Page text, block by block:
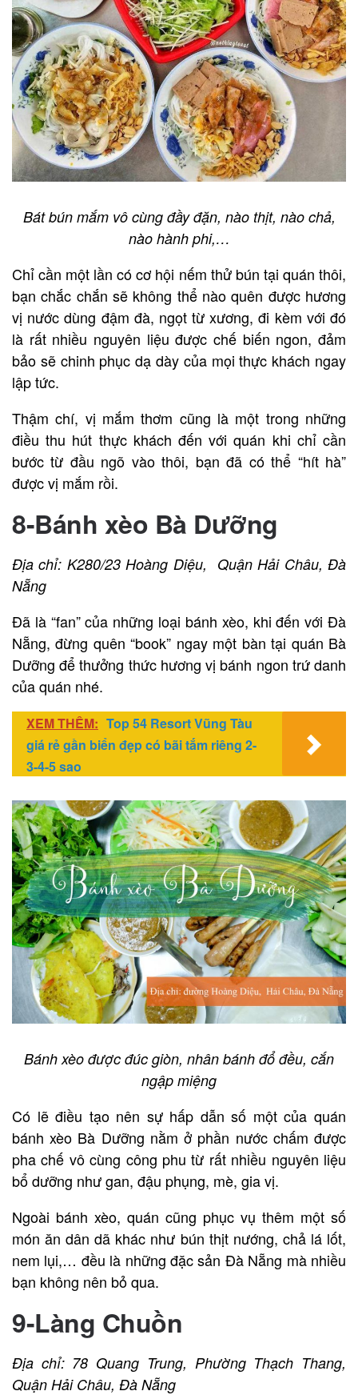
Bát bún mắm vô cùng đầy đặn, nào thịt, nào chả,
nào hành phi,…
Chỉ cần một lần có cơ hội nếm thử bún tại quán thôi,
bạn chắc chắn sẽ không thể nào quên được hương
vị nước dùng đậm đà, ngọt từ xương, đi kèm với đó
là rất nhiều nguyên liệu được chế biến ngon, đảm
bảo sẽ chinh phục dạ dày của mọi thực khách ngay
lập tức.
Thậm chí, vị mắm thơm cũng là một trong những
điều thu hút thực khách đến với quán khi chỉ cần
bước từ đầu ngõ vào thôi, bạn đã có thể “hít hà”
được vị mắm rồi.
8-Bánh xèo Bà Dưỡng
Địa chỉ: K280/23 Hoàng Diệu, Quận Hải Châu, Đà
Nẵng
Đã là “fan” của những loại bánh xèo, khi đến với Đà
Nẵng, đừng quên “book” ngay một bàn tại quán Bà
Dưỡng để thưởng thức hương vị bánh ngon trứ danh
của quán nhé.
XEM THÊM: Top 54 Resort Vũng Tàu
giá rẻ gần biển đẹp có bãi tắm riêng 2-
3-4-5 sao
Bánh xèo được đúc giòn, nhân bánh đổ đều, cắn
ngập miệng
Có lẽ điều tạo nên sự hấp dẫn số một của quán
bánh xèo Bà Dưỡng nằm ở phần nước chấm được
pha chế vô cùng công phu từ rất nhiều nguyên liệu
bổ dưỡng như gan, đậu phụng, mè, gia vị.
Ngoài bánh xèo, quán cũng phục vụ thêm một số
món ăn dân dã khác như bún thịt nướng, chả lá lốt,
nem lụi,… đều là những đặc sản Đà Nẵng mà nhiều
bạn không nên bỏ qua.
9-Làng Chuồn
Địa chỉ: 78 Quang Trung, Phường Thạch Thang,
Quận Hải Châu, Đà Nẵng